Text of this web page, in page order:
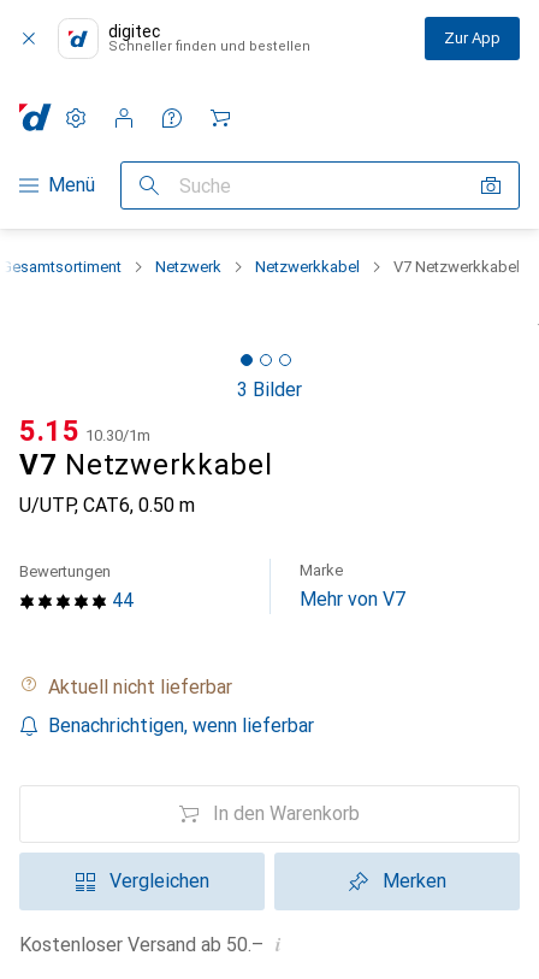
digitec
Schneller finden und bestellen Zur App
Navigation nach Kategorien
Menü Suche
Einstellungen
Kundenkonto
Vergleichslisten
Merklisten
Warenkorb
Gesamtsortiment Netzwerk Netzwerkkabel V7 Netzwerkkabel
3 Bilder
V7 Netzwerkkabel
U/UTP, CAT6, 0.50 m
CHF
5.15 CHF
10.30/1m
44
Bewertungen Marke
Mehr von V7
Aktuell nicht lieferbar
Benachrichtigen, wenn lieferbar
In den Warenkorb
Vergleichen Merken
Kostenloser Versand ab 50.– i